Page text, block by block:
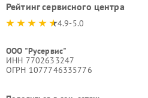
Рейтинг сервисного центра
4.9-5.0
ООО "Русервис"
ИНН 7702633247
ОГРН 1077746335776